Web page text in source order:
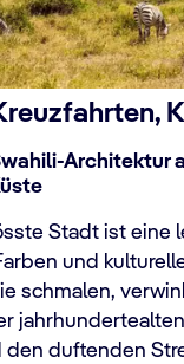
Architektur
Stadt ist eine
und
schmalen,
den duftenden